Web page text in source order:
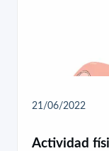
21/06/2022
Actividad